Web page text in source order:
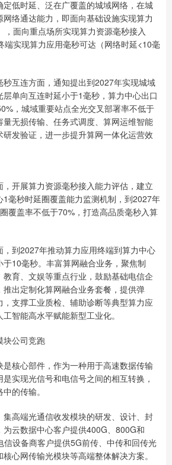
定低时延、泛在广覆盖的城域网络，在城
络通达能力，即面向基础设施实现算力
面向重点场所实现算力资源毫秒接入
端实现算力应用毫秒可达（网络时延<10毫
互连方面，通知提出到2027年实现城域
单向互连时延小于1毫秒，算力中心出口
，城域重要站点全光交叉部署率不低于
无损传输、任务式调度、算网运维智能
发验证，进一步提升算网一体化运营效
开展算力资源毫秒接入能力评估，建立
毫秒时延圈覆盖能力监测机制，到2027年
覆盖率不低于70%，打造高品质毫秒入算
到2027年推动算力应用终端到算力中心
10毫秒。丰富算网融合业务，聚焦制
育、文娱等重点行业，鼓励基础电信企
出定制化算网融合业务套餐，提供弹
支撑工业质检、辅助诊断等典型算力应
智能高水平赋能新型工业化。
块公司竞跑
核心部件，作为一种用于高速数据传输
实现光信号和电信号之间的相互转换，
的传输。
高端光通信收发模块的研发、设计、封
云数据中心客户提供400G、800G和
信设备商客户提供5G前传、中传和回传光
心网传输光模块等高端整体解决方案。